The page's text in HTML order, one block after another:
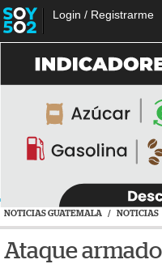
Login / Registrarme
NOTICIAS GUATEMALA / NOTICIAS
Ataque